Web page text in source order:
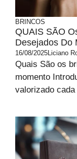
BRINCOS
QUAIS SÃO
Desejados Do
16/08/2025Liciano
Quais São os
momento
valorizado